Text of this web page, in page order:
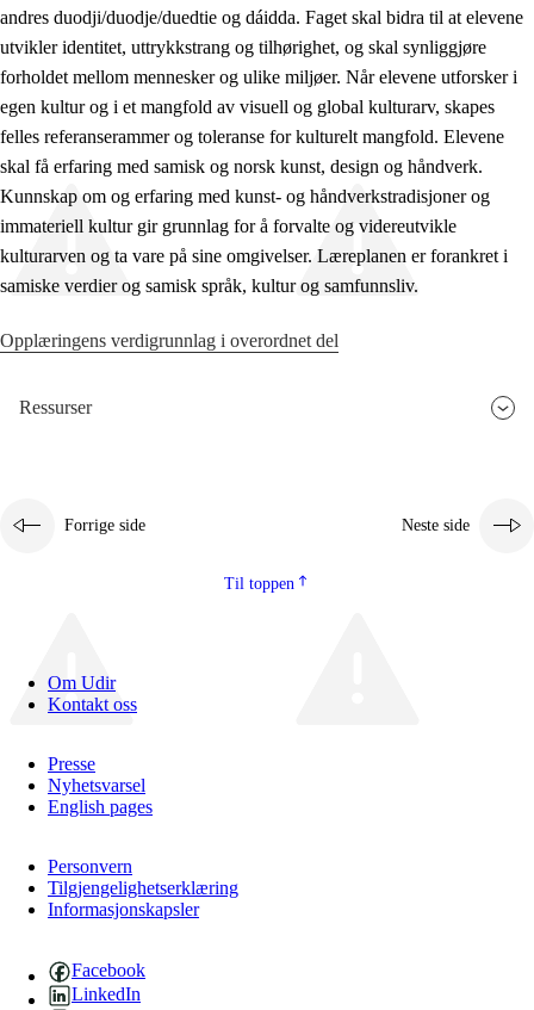
andres duodji/duodje/duedtie og dáidda. Faget skal bidra til at elevene
utvikler identitet, uttrykkstrang og tilhørighet, og skal synliggjøre
forholdet mellom mennesker og ulike miljøer. Når elevene utforsker i
egen kultur og i et mangfold av visuell og global kulturarv, skapes
felles referanserammer og toleranse for kulturelt mangfold. Elevene
skal få erfaring med samisk og norsk kunst, design og håndverk.
Kunnskap om og erfaring med kunst- og håndverkstradisjoner og
immateriell kultur gir grunnlag for å forvalte og videreutvikle
kulturarven og ta vare på sine omgivelser. Læreplanen er forankret i
samiske verdier og samisk språk, kultur og samfunnsliv.
Opplæringens verdigrunnlag i overordnet del
Ressurser
Forrige side Neste side
Til toppen
Om Udir
Kontakt oss
Presse
Nyhetsvarsel
English pages
Personvern
Tilgjengelighetserklæring
Informasjonskapsler
Facebook
LinkedIn